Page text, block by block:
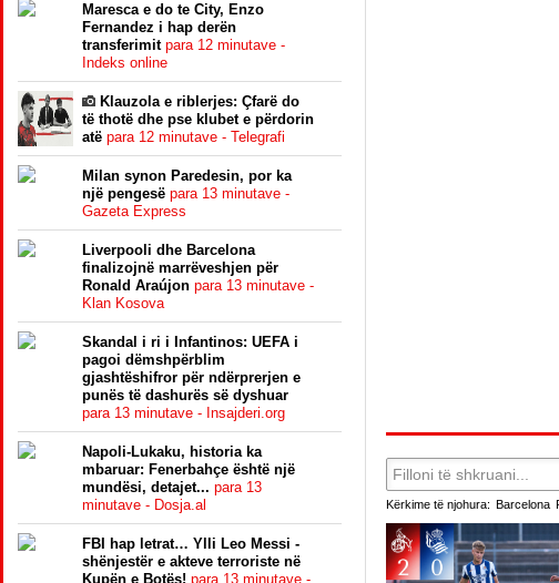
Maresca e do te City, Enzo
Fernandez i hap derën
transferimit para 12 minutave -
Indeks online
Klauzola e riblerjes: Çfarë do
të thotë dhe pse klubet e përdorin
atë para 12 minutave - Telegrafi
Milan synon Paredesin, por ka
një pengesë para 13 minutave -
Gazeta Express
Liverpooli dhe Barcelona
finalizojnë marrëveshjen për
Ronald Araújon para 13 minutave -
Klan Kosova
Skandal i ri i Infantinos: UEFA i
pagoi dëmshpërblim
gjashtëshifror për ndërprerjen e
punës të dashurës së dyshuar
para 13 minutave - Insajderi.org
Napoli-Lukaku, historia ka
mbaruar: Fenerbahçe është një
mundësi, detajet... para 13
minutave - Dosja.al
FBI hap letrat… Ylli Leo Messi -
shënjestër e akteve terroriste në
Kupën e Botës! para 13 minutave -
Kërkime të njohura: Barcelona